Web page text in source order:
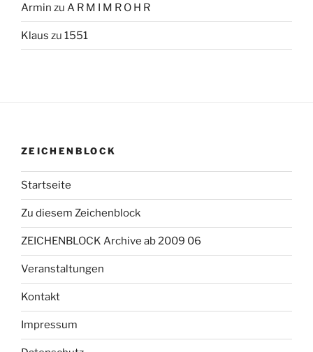
Armin zu A R M I M R O H R
Klaus zu 1551
ZEICHENBLOCK
Startseite
Zu diesem Zeichenblock
ZEICHENBLOCK Archive ab 2009 06
Veranstaltungen
Kontakt
Impressum